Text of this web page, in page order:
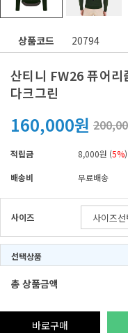
상품코드 20794
산티니 FW26 퓨어리
다크그린
160,000원
적립금 8,000원 (5%)
배송비
무료배송
사이즈
선택상품
총 상품금액
바로구매